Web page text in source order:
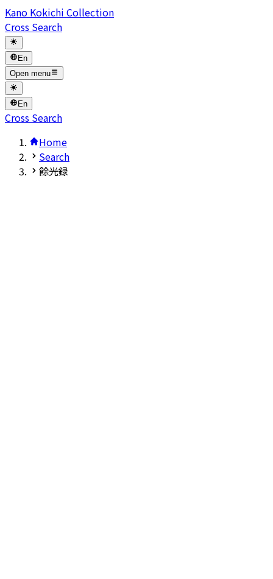
Kano Kokichi Collection
Cross Search
En
Open menu
En
Cross Search
Home
Search
餘光録